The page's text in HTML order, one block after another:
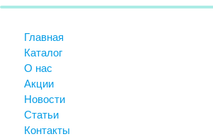
Главная
Каталог
О нас
Акции
Новости
Статьи
Контакты